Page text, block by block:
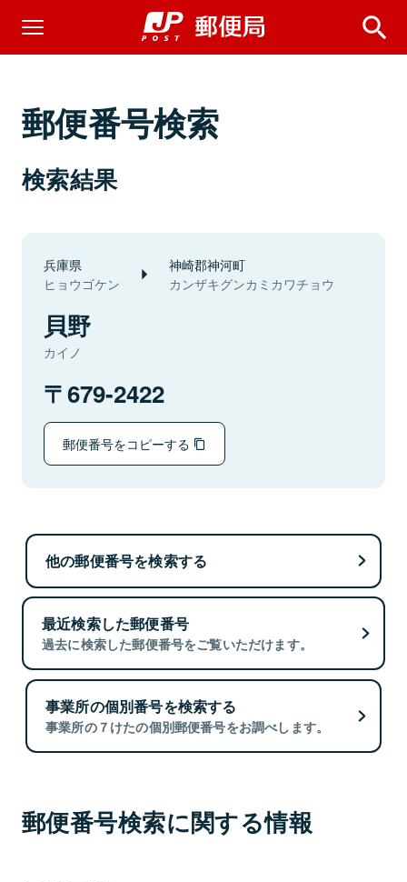
郵便番号検索
検索結果
兵庫県
ヒョウゴケン
神崎郡神河町
カンザキグンカミカワチョウ
貝野
カイノ
679-2422
郵便番号をコピーする
他の郵便番号を検索する
最近検索した郵便番号
過去に検索した郵便番号をご覧いただけます。
事業所の個別番号を検索する
事業所の７けたの個別郵便番号をお調べします。
郵便番号検索に関する情報